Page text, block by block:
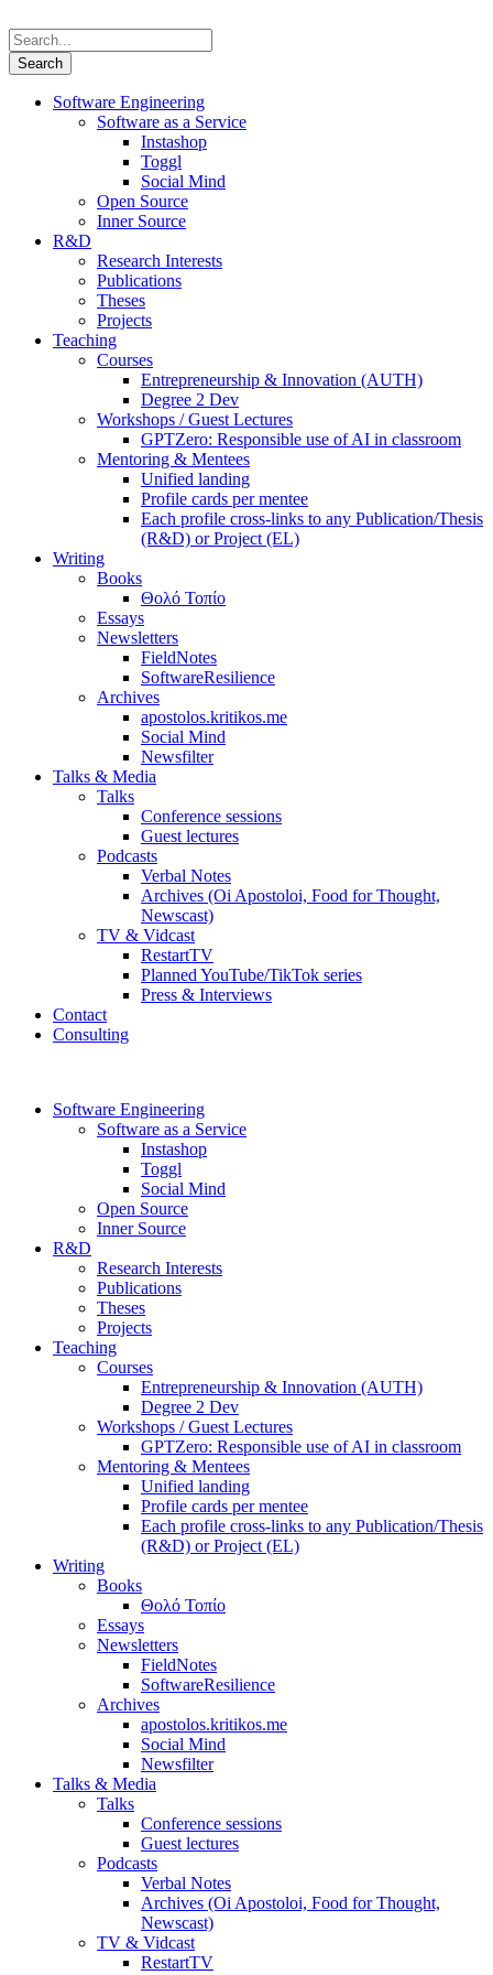
Software Engineering
Software as a Service
Instashop
Toggl
Social Mind
Open Source
Inner Source
R&D
Research Interests
Publications
Theses
Projects
Teaching
Courses
Entrepreneurship & Innovation (AUTH)
Degree 2 Dev
Workshops / Guest Lectures
GPTZero: Responsible use of AI in classroom
Mentoring & Mentees
Unified landing
Profile cards per mentee
Each profile cross-links to any Publication/Thesis
(R&D) or Project (EL)
Writing
Books
Θολό Τοπίο
Essays
Newsletters
FieldNotes
SoftwareResilience
Archives
apostolos.kritikos.me
Social Mind
Newsfilter
Talks & Media
Talks
Conference sessions
Guest lectures
Podcasts
Verbal Notes
Archives (Oi Apostoloi, Food for Thought,
Newscast)
TV & Vidcast
RestartTV
Planned YouTube/TikTok series
Press & Interviews
Contact
Consulting
Software Engineering
Software as a Service
Instashop
Toggl
Social Mind
Open Source
Inner Source
R&D
Research Interests
Publications
Theses
Projects
Teaching
Courses
Entrepreneurship & Innovation (AUTH)
Degree 2 Dev
Workshops / Guest Lectures
GPTZero: Responsible use of AI in classroom
Mentoring & Mentees
Unified landing
Profile cards per mentee
Each profile cross-links to any Publication/Thesis
(R&D) or Project (EL)
Writing
Books
Θολό Τοπίο
Essays
Newsletters
FieldNotes
SoftwareResilience
Archives
apostolos.kritikos.me
Social Mind
Newsfilter
Talks & Media
Talks
Conference sessions
Guest lectures
Podcasts
Verbal Notes
Archives (Oi Apostoloi, Food for Thought,
Newscast)
TV & Vidcast
RestartTV